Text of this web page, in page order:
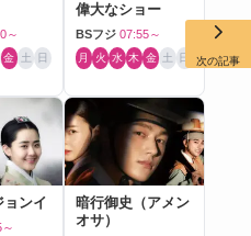
～
金 土 日
偉大なショー
BSフジ 07:55～
月 火 水 木 金 土 日
ョンイ
暗行御史（アメン
オサ）
次の記事